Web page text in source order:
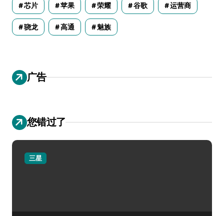
芯片 苹果 荣耀 谷歌 运营商
骁龙 高通 魅族
广告
您错过了
三星